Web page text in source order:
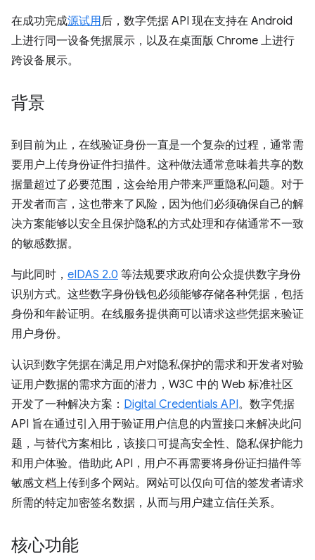
在成功完成源试用后，数字凭据 API 现在支持在 Android
上进行同一设备凭据展示，以及在桌面版 Chrome 上进行
跨设备展示。
背景
到目前为止，在线验证身份一直是一个复杂的过程，通常需
要用户上传身份证件扫描件。这种做法通常意味着共享的数
据量超过了必要范围，这会给用户带来严重隐私问题。对于
开发者而言，这也带来了风险，因为他们必须确保自己的解
决方案能够以安全且保护隐私的方式处理和存储通常不一致
的敏感数据。
与此同时， eIDAS 2.0 等法规要求政府向公众提供数字身份
识别方式。这些数字身份钱包必须能够存储各种凭据，包括
身份和年龄证明。在线服务提供商可以请求这些凭据来验证
用户身份。
认识到数字凭据在满足用户对隐私保护的需求和开发者对验
证用户数据的需求方面的潜力，W3C 中的 Web 标准社区
开发了一种解决方案： Digital Credentials API。数字凭据
API 旨在通过引入用于验证用户信息的内置接口来解决此问
题，与替代方案相比，该接口可提高安全性、隐私保护能力
和用户体验。借助此 API，用户不再需要将身份证扫描件等
敏感文档上传到多个网站。网站可以仅向可信的签发者请求
所需的特定加密签名数据，从而与用户建立信任关系。
核心功能